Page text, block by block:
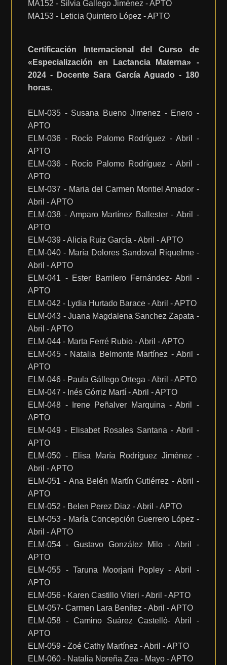
MA152 - Silvia Gallego Jiménez - APTO
MA153 - Leticia Quintero López - APTO
Certificación Internacional del Curso de
«Especialización en Lactancia Materna» -
2024 - Docente Sara García Aguado - 180
horas.
ELM-035 - Susana Bueno Jimenez - Enero -
APTO
ELM-036 - Rocío Palomo Rodríguez - Abril -
APTO
ELM-036 - Rocío Palomo Rodríguez - Abril -
APTO
ELM-037 - Maria del Carmen Montiel Amador -
Abril - APTO
ELM-038 - Amparo Martínez Ballester - Abril -
APTO
ELM-039 - Alicia Ruiz García - Abril - APTO
ELM-040 - María Dolores Sandoval Riquelme -
Abril - APTO
ELM-041 - Ester Barrilero Fernández- Abril -
APTO
ELM-042 - Lydia Hurtado Barace - Abril - APTO
ELM-043 - Juana Magdalena Sanchez Zapata -
Abril - APTO
ELM-044 - Marta Ferré Rubio - Abril - APTO
ELM-045 - Natalia Belmonte Martínez - Abril -
APTO
ELM-046 - Paula Gállego Ortega - Abril - APTO
ELM-047 - Inés Górriz Martí - Abril - APTO
ELM-048 - Irene Peñalver Marquina - Abril -
APTO
ELM-049 - Elisabet Rosales Santana - Abril -
APTO
ELM-050 - Elisa María Rodríguez Jiménez -
Abril - APTO
ELM-051 - Ana Belén Martín Gutiérrez - Abril -
APTO
ELM-052 - Belen Perez Diaz - Abril - APTO
ELM-053 - María Concepción Guerrero López -
Abril - APTO
ELM-054 - Gustavo González Milo - Abril -
APTO
ELM-055 - Taruna Moorjani Popley - Abril -
APTO
ELM-056 - Karen Castillo Viteri - Abril - APTO
ELM-057- Carmen Lara Benítez - Abril - APTO
ELM-058 - Camino Suárez Castelló- Abril -
APTO
ELM-059 - Zoé Cathy Martínez - Abril - APTO
ELM-060 - Natalia Noreña Zea - Mayo - APTO